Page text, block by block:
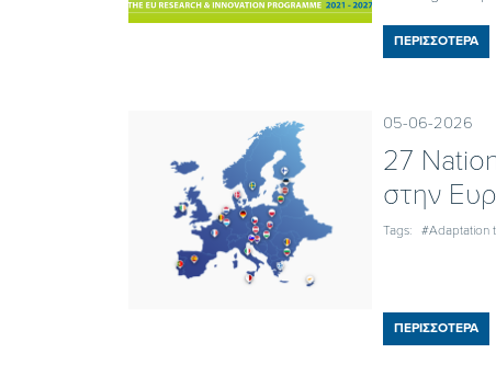
ΠΕΡΙΣΣΟΤΕΡΑ
05-06-2026
27
στην
Tags: #Adaptation
ΠΕΡΙΣΣΟΤΕΡΑ